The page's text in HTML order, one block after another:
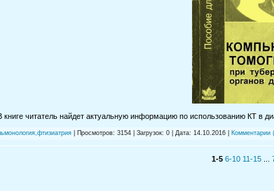
книге читатель найдет актуальную информацию по использованию КТ в
| Просмотров: 3154 | Загрузок: 0 | Дата: 14.10.2016 Комментарии
1-5 6-10 11-15